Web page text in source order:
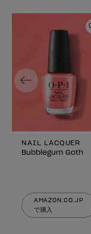
NAIL LACQUER
Bubblegum Goth
AMAZON.CO.JP
で購入
Previous